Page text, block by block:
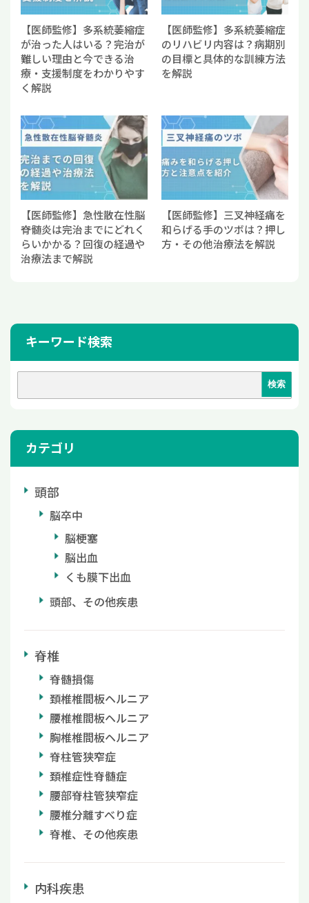
【医師監修】多系統萎縮症
が治った人はいる？完治が
難しい理由と今できる治
療・支援制度をわかりやす
く解説
【医師監修】多系統萎縮症
のリハビリ内容は？病期別
の目標と具体的な訓練方法
を解説
【医師監修】急性散在性脳
脊髄炎は完治までにどれく
らいかかる？回復の経過や
治療法まで解説
【医師監修】三叉神経痛を
和らげる手のツボは？押し
方・その他治療法を解説
キーワード検索
カテゴリ
頭部
脳卒中
脳梗塞
脳出血
くも膜下出血
頭部、その他疾患
脊椎
脊髄損傷
頚椎椎間板ヘルニア
腰椎椎間板ヘルニア
胸椎椎間板ヘルニア
脊柱管狭窄症
頚椎症性脊髄症
腰部脊柱管狭窄症
腰椎分離すべり症
脊椎、その他疾患
内科疾患